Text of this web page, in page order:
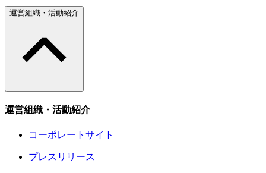
運営組織・活動紹介
運営組織・活動紹介
コーポレートサイト
プレスリリース